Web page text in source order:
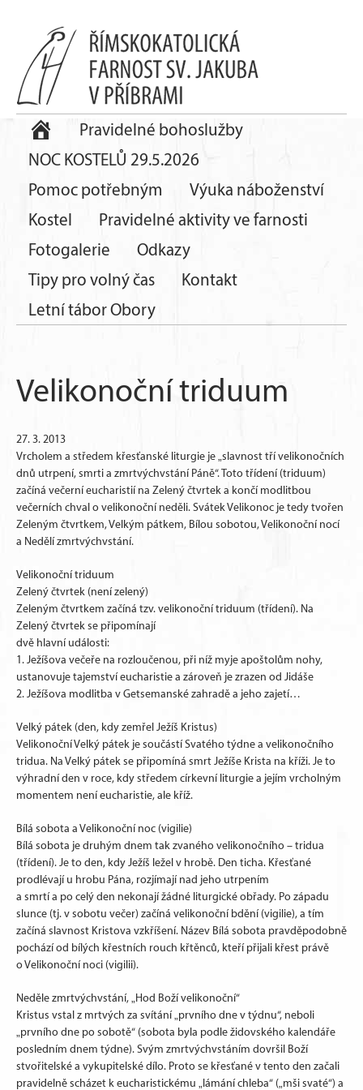
Pravidelné bohoslužby
NOC KOSTELŮ 29.5.2026
Pomoc potřebným
Výuka náboženství
Kostel
Pravidelné aktivity ve farnosti
Fotogalerie
Odkazy
Tipy pro volný čas
Kontakt
Letní tábor Obory
Velikonoční triduum
27. 3. 2013
Vrcholem a středem křesťanské liturgie je „slavnost tří velikonočních
dnů utrpení, smrti a zmrtvýchvstání Páně“. Toto třídení (triduum)
začíná večerní eucharistií na Zelený čtvrtek a končí modlitbou
večerních chval o velikonoční neděli. Svátek Velikonoc je tedy tvořen
Zeleným čtvrtkem, Velkým pátkem, Bílou sobotou, Velikonoční nocí
a Nedělí zmrtvýchvstání.
Velikonoční triduum
Zelený čtvrtek (není zelený)
Zeleným čtvrtkem začíná tzv. velikonoční triduum (třídení). Na
Zelený čtvrtek se připomínají
dvě hlavní události:
1. Ježíšova večeře na rozloučenou, při níž myje apoštolům nohy,
ustanovuje tajemství eucharistie a zároveň je zrazen od Jidáše
2. Ježíšova modlitba v Getsemanské zahradě a jeho zajetí…
Velký pátek (den, kdy zemřel Ježíš Kristus)
Velikonoční Velký pátek je součástí Svatého týdne a velikonočního
tridua. Na Velký pátek se připomíná smrt Ježíše Krista na kříži. Je to
výhradní den v roce, kdy středem církevní liturgie a jejím vrcholným
momentem není eucharistie, ale kříž.
Bílá sobota a Velikonoční noc (vigilie)
Bílá sobota je druhým dnem tak zvaného velikonočního – tridua
(třídení). Je to den, kdy Ježíš ležel v hrobě. Den ticha. Křesťané
prodlévají u hrobu Pána, rozjímají nad jeho utrpením
a smrtí a po celý den nekonají žádné liturgické obřady. Po západu
slunce (tj. v sobotu večer) začíná velikonoční bdění (vigilie), a tím
začíná slavnost Kristova vzkříšení. Název Bílá sobota pravděpodobně
pochází od bílých křestních rouch křtěnců, kteří přijali křest právě
o Velikonoční noci (vigilii).
Neděle zmrtvýchvstání, „Hod Boží velikonoční“
Kristus vstal z mrtvých za svítání „prvního dne v týdnu“, neboli
„prvního dne po sobotě“ (sobota byla podle židovského kalendáře
posledním dnem týdne). Svým zmrtvýchvstáním dovršil Boží
stvořitelské a vykupitelské dílo. Proto se křesťané v tento den začali
pravidelně scházet k eucharistickému „lámání chleba“ („mši svaté“) a